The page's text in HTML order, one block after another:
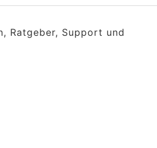
Ratgeber, Support und